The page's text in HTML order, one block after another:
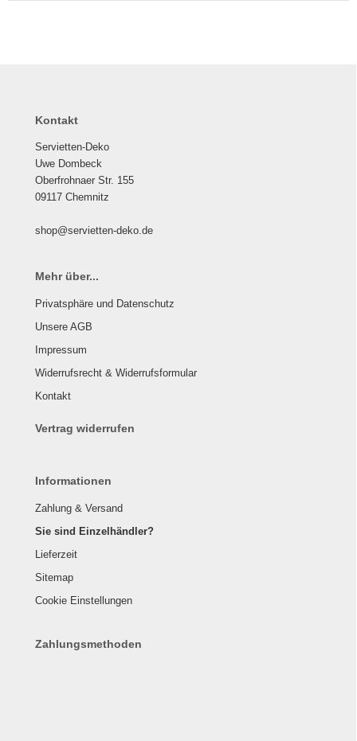
Kontakt
Servietten-Deko
Uwe Dombeck
Oberfrohnaer Str. 155
09117 Chemnitz
shop@servietten-deko.de
Mehr über...
Privatsphäre und Datenschutz
Unsere AGB
Impressum
Widerrufsrecht & Widerrufsformular
Kontakt
Vertrag widerrufen
Informationen
Zahlung & Versand
Sie sind Einzelhändler?
Lieferzeit
Sitemap
Cookie Einstellungen
Zahlungsmethoden